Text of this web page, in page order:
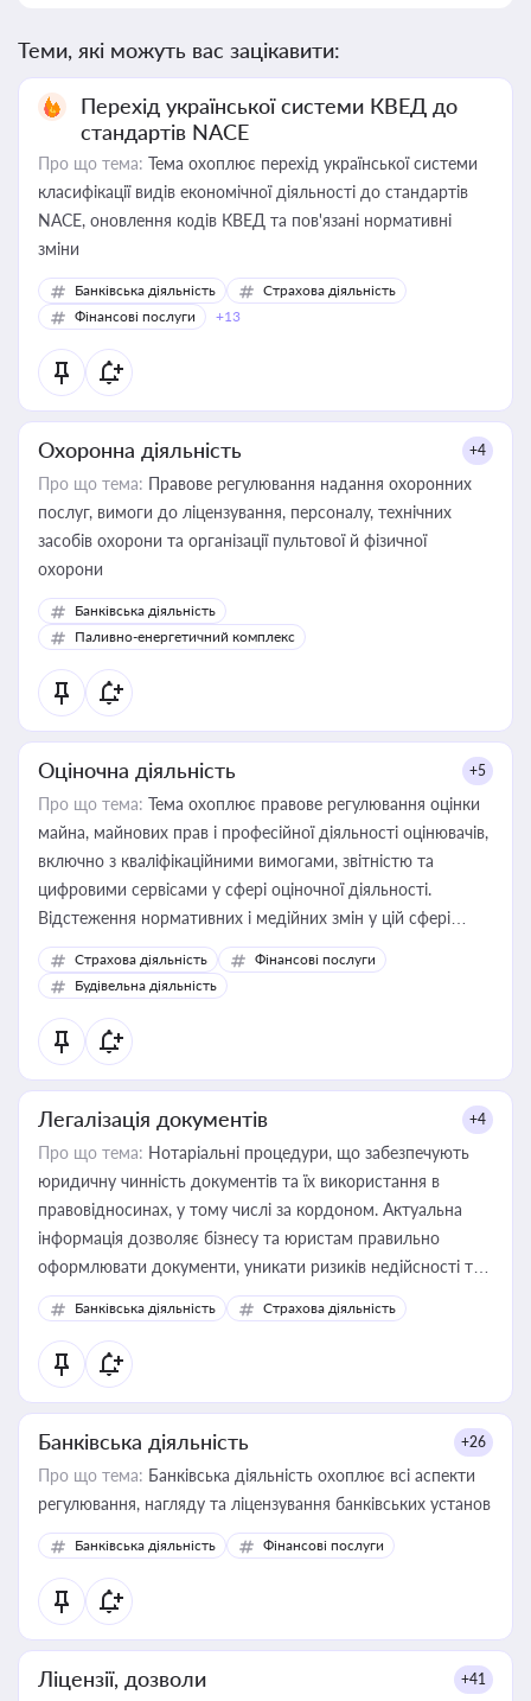
Теми, які можуть вас зацікавити:
Перехід української системи КВЕД до
стандартів NACE
Про що тема: Тема охоплює перехід української системи
класифікації видів економічної діяльності до стандартів
NACE, оновлення кодів КВЕД та пов'язані нормативні
зміни
Банківська діяльність
Страхова діяльність
Фінансові послуги
+13
Охоронна діяльність +4
Про що тема: Правове регулювання надання охоронних
послуг, вимоги до ліцензування, персоналу, технічних
засобів охорони та організації пультової й фізичної
охорони
Банківська діяльність
Паливно-енергетичний комплекс
Оціночна діяльність +5
Про що тема: Тема охоплює правове регулювання оцінки
майна, майнових прав і професійної діяльності оцінювачів,
включно з кваліфікаційними вимогами, звітністю та
цифровими сервісами у сфері оціночної діяльності.
Відстеження нормативних і медійних змін у цій сфері
корисне для власника бізнесу, керівника, юриста або
бухгалтера під час оподаткування, приватизації, оренди
державного майна, корпоративних угод і перевірки
статусу суб'єктів оціночної діяльності
Страхова діяльність
Фінансові послуги
Будівельна діяльність
Легалізація документів +4
Про що тема: Нотаріальні процедури, що забезпечують
юридичну чинність документів та їх використання в
правовідносинах, у тому числі за кордоном. Актуальна
інформація дозволяє бізнесу та юристам правильно
оформлювати документи, уникати ризиків недійсності та
забезпечувати їх належне прийняття органами влади та
контрагентами
Банківська діяльність Страхова діяльність
Банківська діяльність +26
Про що тема: Банківська діяльність охоплює всі аспекти
регулювання, нагляду та ліцензування банківських установ
Банківська діяльність Фінансові послуги
Ліцензії, дозволи +41